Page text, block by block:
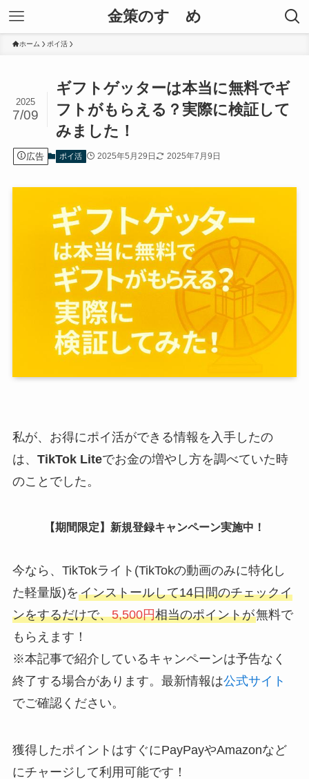
金策のすゝめ
ホーム ポイ活
ギフトゲッターは本当に無料でギ
フトがもらえる？実際に検証して
みました！
2025
7/09
広告 ポイ活 2025年5月29日 2025年7月9日
私が、お得にポイ活ができる情報を入手したの
は、 TikTok Liteでお金の増やし方を調べていた時
のことでした。
【期間限定】新規登録キャンペーン実施中！
今なら、TikTokライト(TikTokの動画のみに特化し
た軽量版)をインストールして14日間のチェックイ
ンをするだけで、5,500円相当のポイントが無料で
もらえます！
※本記事で紹介しているキャンペーンは予告なく
終了する場合があります。最新情報は公式サイト
でご確認ください。
獲得したポイントはすぐにPayPayやAmazonなど
にチャージして利用可能です！